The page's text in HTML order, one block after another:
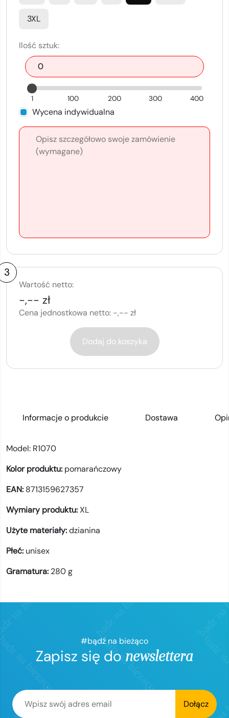
3XL
Ilość sztuk:
1 100 200 300 400
Wycena indywidualna
3
Wartość netto:
-,-- zł
Cena jednostkowa netto: -,-- zł
Dodaj do koszyka
Informacje o produkcie Dostawa
Model: R1070
Kolor produktu: pomarańczowy
EAN: 8713159627357
Wymiary produktu:XL
Użyte materiały:dzianina
Płeć: unisex
Gramatura: 280g
#bądź na bieżąco
Zapisz się do newslettera
Dołącz